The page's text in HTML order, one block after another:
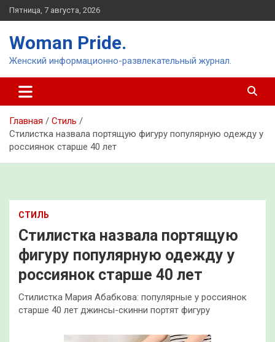
Перейти
к
Пятница, 7 августа, 2026
Woman Pride.
Женский информационно-развлекательный журнал.
Главная
Стиль
Стилистка назвала портящую фигуру популярную одежду у
россиянок старше 40 лет
СТИЛЬ
Стилистка назвала портящую
фигуру популярную одежду у
россиянок старше 40 лет
Стилистка Мария Абабкова: популярные у россиянок
старше 40 лет джинсы-скинни портят фигуру